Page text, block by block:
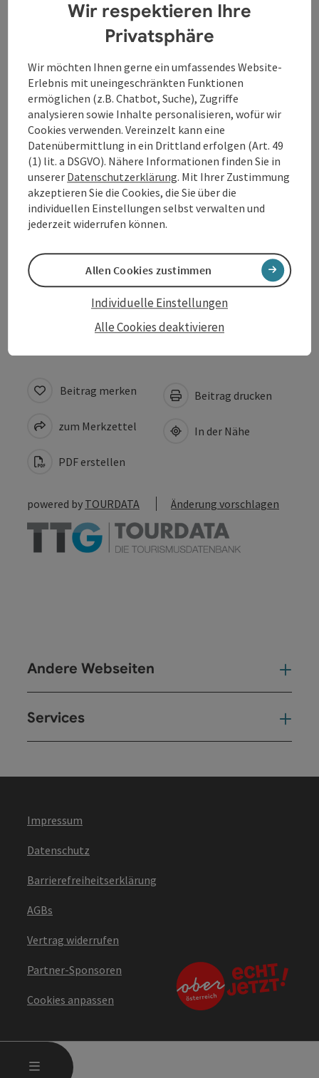
MENÜ
Öffnungszeiten
Küche
Ausstattung
Anreise/Lage
Eignung
Barrierefreiheit
Beitrag merken
zum Merkzettel
PDF erstellen
Beitrag drucken
In der Nähe
powered by TOURDATA Änderung vorschlagen
Andere Webseiten
Services
Impressum
Datenschutz
Barrierefreiheitserklärung
AGBs
Vertrag widerrufen
Partner-Sponsoren
Cookies anpassen
Wir respektieren Ihre
Privatsphäre
Wir möchten Ihnen gerne ein umfassendes Website-
Erlebnis mit uneingeschränkten Funktionen
ermöglichen (z.B. Chatbot, Suche), Zugriffe
analysieren sowie Inhalte personalisieren, wofür wir
Cookies verwenden. Vereinzelt kann eine
Datenübermittlung in ein Drittland erfolgen (Art. 49
(1) lit. a DSGVO). Nähere Informationen finden Sie in
unserer Datenschutzerklärung. Mit Ihrer Zustimmung
akzeptieren Sie die Cookies, die Sie über die
individuellen Einstellungen selbst verwalten und
jederzeit widerrufen können.
Alle Cookies deaktivieren
Individuelle Einstellungen
Allen Cookies zustimmen